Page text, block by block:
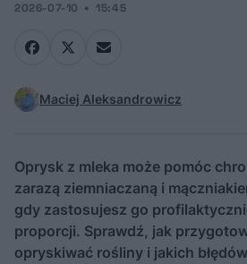
2026-07-10 15:45
Maciej Aleksandrowicz
Oprysk z mleka może pomóc
zarazą ziemniaczaną i
gdy zastosujesz go
proporcji. Sprawdź, jak
opryskiwać rośliny i jakich